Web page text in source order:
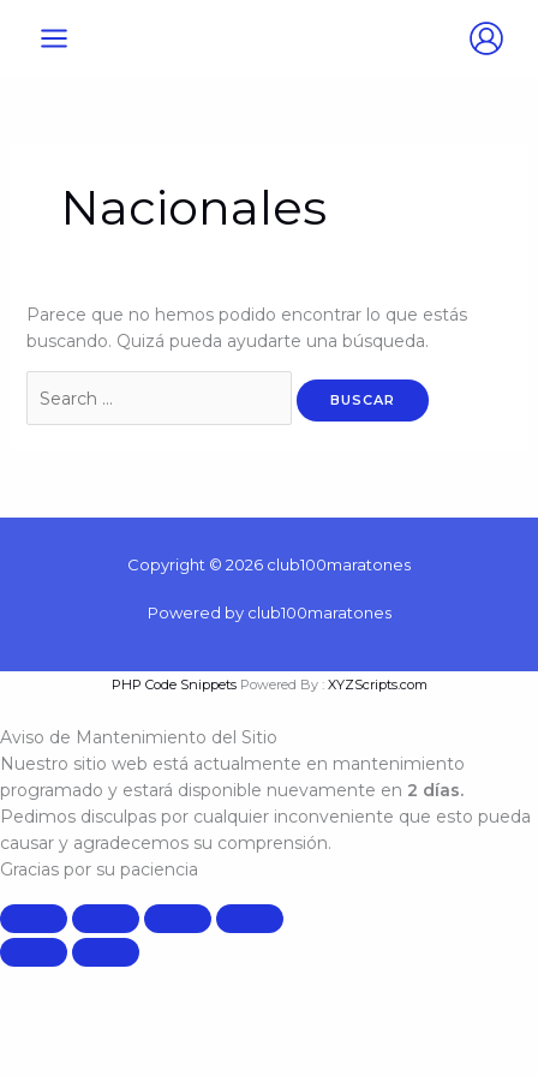
Nacionales
Parece que no hemos podido encontrar lo que estás
buscando. Quizá pueda ayudarte una búsqueda.
por:
Copyright © 2026 club100maratones
Powered by club100maratones
PHP Code SnippetsPowered By : XYZScripts.com
Aviso de Mantenimiento del Sitio
Nuestro sitio web está actualmente en mantenimiento
programado y estará disponible nuevamente en 2 días.
Pedimos disculpas por cualquier inconveniente que esto pueda
causar y agradecemos su comprensión.
Gracias por su paciencia